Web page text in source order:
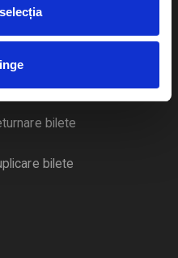
printat acasa
bilete
bilete